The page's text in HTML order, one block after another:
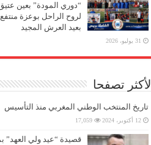
“دوري المودة” بعين
لروح الراحل بوعزة منتفع
بعيد العرش المجيد
31 يوليو، 2026
الأكثر تصفحا
تاريخ المنتخب الوطني المغربي منذ التأسيس
12 أكتوبر، 2024 17,059
قصيدة “عيد ولي العهد”